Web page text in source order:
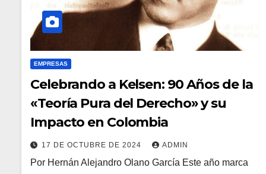
EMPRESAS
Celebrando a Kelsen: 90 Años de la
«Teoría Pura del Derecho» y su
Impacto en Colombia
17 DE OCTUBRE DE 2024 ADMIN
Por Hernán Alejandro Olano García Este año marca